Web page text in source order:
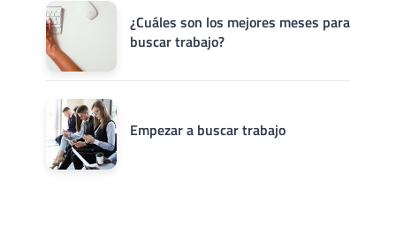
¿Cuáles son los mejores meses para
buscar trabajo?
Empezar a buscar trabajo